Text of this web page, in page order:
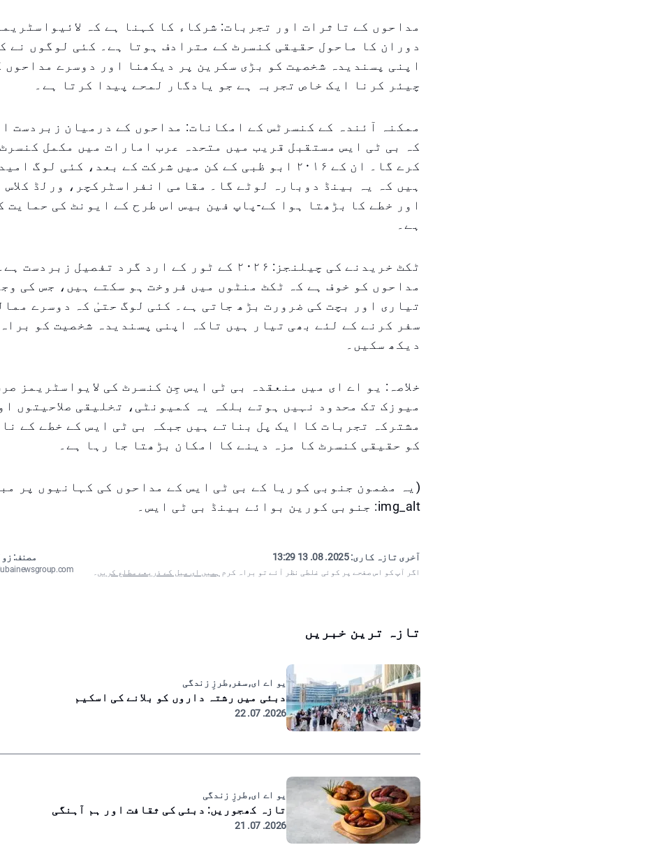
مداحوں کے تاثرات اور تجربات: شرکاء کا کہنا ہے کہ
دوران کا ماحول حقیقی کنسرٹ کے مترادف ہوتا ہے۔ کئی لوگوں نے
اپنی پسندیدہ شخصیت کو بڑی سکرین پر دیکھنا اور دوسرے مداحوں
چیئر کرنا ایک خاص تجربہ ہے جو یادگار لمحے پیدا کرتا ہے۔
ممکنہ آئندہ کے کنسرٹس کے امکانات: مداحوں کے درمیان زبردست
کہ بی ٹی ایس مستقبل قریب میں متحدہ عرب امارات میں مکمل
کرے گا۔ ان کے ۲۰۱۶ ابو ظبی کے کن میں شرکت کے بعد، کئی لوگ
ہیں کہ یہ بینڈ دوبارہ لوٹے گا۔ مقامی انفراسٹرکچر، ورلڈ کلاس
اور خطے کا بڑھتا ہوا کے-پاپ فین بیس اس طرح کے ایونٹ کی حمایت
ہے۔
ٹکٹ خریدنے کی چیلنجز: ۲۰۲۶ کے ٹور کے ارد گرد تفصیل زبردست ہے۔
مداحوں کو خوف ہے کہ ٹکٹ منٹوں میں فروخت ہو سکتے ہیں، جس کی
تیاری اور بچت کی ضرورت بڑھ جاتی ہے۔ کئی لوگ حتیٰ کہ دوسرے
سفر کرنے کے لئے بھی تیار ہیں تاکہ اپنی پسندیدہ شخصیت کو
دیکھ سکیں۔
خلاصہ: یو اے ای میں منعقدہ بی ٹی ایس جِن کنسرٹ کی لایواسٹریمز
میوزک تک محدود نہیں ہوتے بلکہ یہ کمیونٹی، تخلیقی صلاحیتوں
مشترکہ تجربات کا ایک پل بناتے ہیں جبکہ بی ٹی ایس کے خطے کے
کو حقیقی کنسرٹ کا مزہ دینے کا امکان بڑھتا جا رہا ہے۔
(یہ مضمون جنوبی کوریا کے بی ٹی ایس کے مداحوں کی کہانیوں پر
img_alt: جنوبی کورین بوائے بینڈ بی ٹی ایس۔
آخری تازہ کاری:2025. 08. 13 13:29
اگر آپ کو اس صفحے پر کوئی غلطی نظر آئے تو براہ کرم ہمیں ای میل کے ذریعے مطلع کریں۔
مصنف:
تازہ ترین خبریں
یو اے ای, سفر, طرزِ زندگی
دبئی میں رشتہ داروں کو بلانے کی اسکیم
2026. 07. 22
یو اے ای, طرزِ زندگی
تازہ کھجوریں: دبئی کی ثقافت اور ہم آہنگی
2026. 07. 21